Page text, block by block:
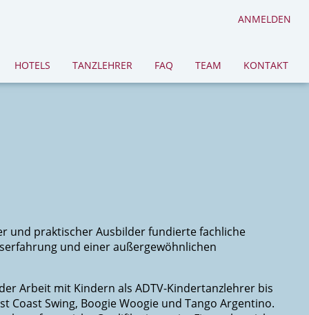
ANMELDEN
HOTELS TANZLEHRER FAQ TEAM KONTAKT
und praktischer Ausbilder fundierte fachliche
und einer außergewöhnlichen
Arbeit mit Kindern als ADTV-Kindertanzlehrer bis
Coast Swing, Boogie Woogie und Tango Argentino.